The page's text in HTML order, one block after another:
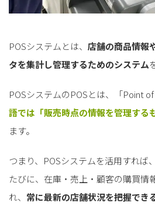
POSシステムとは、 店舗の商品情報
タを集計し管理するためのシステム
POSシステムのPOSとは、「Point of
語では「販売時点の情報を管理する
ます。
つまり、POSシステムを活用すれば
たびに、在庫・売上・顧客の購買情
れ、 常に最新の店舗状況を把握でき